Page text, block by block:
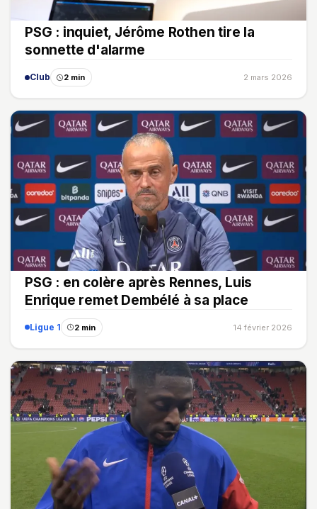
PSG : inquiet, Jérôme Rothen tire la
sonnette d'alarme
Club 2 min 2 mars 2026
PSG : en colère après Rennes, Luis
Enrique remet Dembélé à sa place
Ligue 1 2 min 14 février 2026